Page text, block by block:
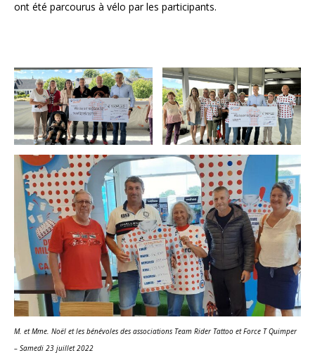
ont été parcourus à vélo par les participants.
M. et Mme. Noël et les bénévoles des associations Team Rider Tattoo et Force T Quimper
– Samedi 23 juillet 2022